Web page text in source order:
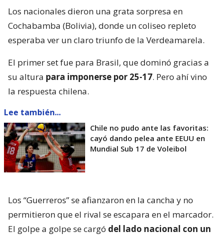
Los nacionales dieron una grata sorpresa en
Cochabamba (Bolivia), donde un coliseo repleto
esperaba ver un claro triunfo de la Verdeamarela.
El primer set fue para Brasil, que dominó gracias a
su altura para imponerse por 25-17. Pero ahí vino
la respuesta chilena.
Lee también...
Chile no pudo ante las favoritas:
cayó dando pelea ante EEUU en
Mundial Sub 17 de Voleibol
Los “Guerreros” se afianzaron en la cancha y no
permitieron que el rival se escapara en el marcador.
El golpe a golpe se cargó del lado nacional con un